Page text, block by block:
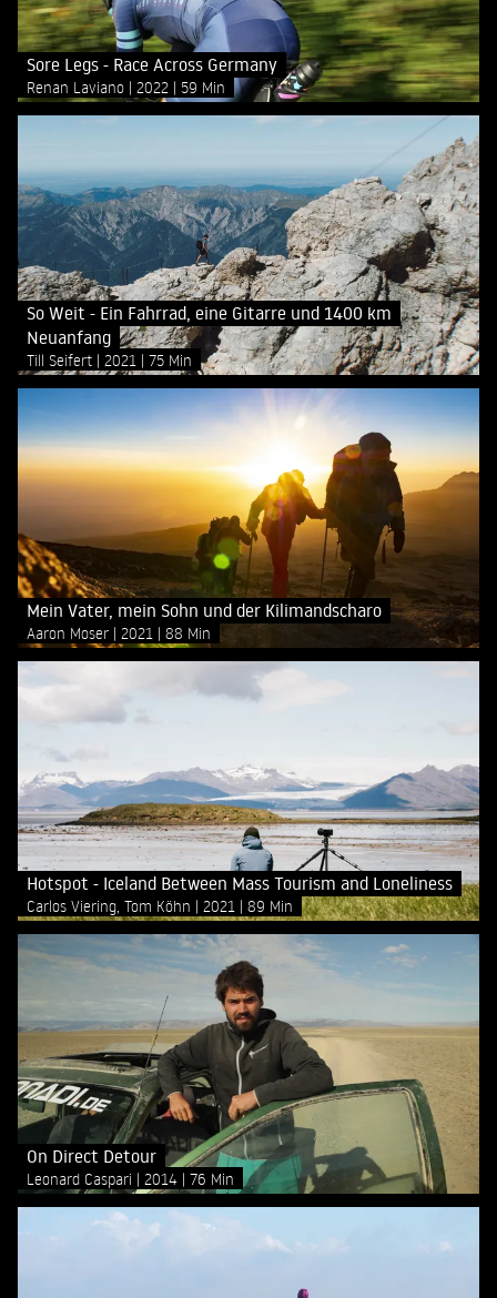
Sore Legs - Race Across Germany
Renan Laviano 2022 59 Min
So Weit - Ein Fahrrad, eine Gitarre und 1400 km
Neuanfang
Till Seifert 2021 75 Min
Mein Vater, mein Sohn und der Kilimandscharo
Aaron Moser 2021 88 Min
Hotspot - Iceland Between Mass Tourism and Loneliness
Carlos Viering, Tom Köhn 2021 89 Min
On Direct Detour
Leonard Caspari 2014 76 Min